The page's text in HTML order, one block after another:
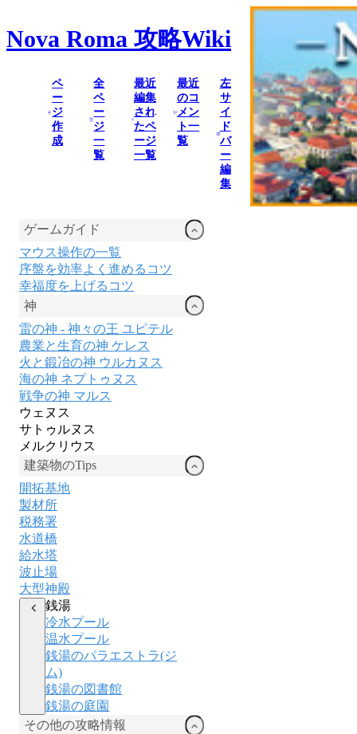
Nova Roma 攻略Wiki
ペ
ー
ジ
作
成
全
ペ
ー
ジ
一
覧
最近
編集
され
たペ
ージ
一覧
最近
のコ
メン
ト一
覧
左
サ
イ
ド
バ
ー
編
集
ゲームガイド
マウス操作の一覧
序盤を効率よく進めるコツ
幸福度を上げるコツ
神
雷の神 - 神々の王 ユピテル
農業と生育の神 ケレス
火と鍛冶の神 ウルカヌス
海の神 ネプトゥヌス
戦争の神 マルス
ウェヌス
サトゥルヌス
メルクリウス
建築物のTips
開拓基地
製材所
税務署
水道橋
給水塔
波止場
大型神殿
銭湯
冷水プール
温水プール
銭湯のパラエストラ(ジ
ム)
銭湯の図書館
銭湯の庭園
その他の攻略情報